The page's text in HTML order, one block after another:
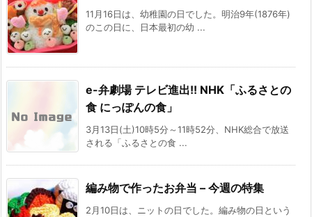
11月16日は、幼稚園の日でした。明治9年(1876年)
のこの日に、日本最初の幼 ...
e-弁劇場 テレビ進出!! NHK「ふるさとの
食 にっぽんの食」
3月13日(土)10時5分～11時52分、NHK総合で放送
される「ふるさとの食 ...
編み物で作ったお弁当 – 今週の特集
2月10日は、ニットの日でした。編み物の日という